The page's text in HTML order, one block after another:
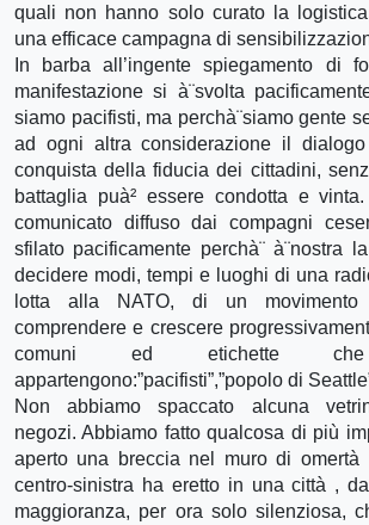
quali non hanno solo curato la
una efficace campagna di
In barba all’ingente spiegamento di
manifestazione si à¨svolta
siamo pacifisti, ma perchà¨siamo gente
ad ogni altra considerazione il
conquista della fiducia dei cittadini,
battaglia puà² essere condotta e
comunicato diffuso dai compagni
sfilato pacificamente perchà¨ à¨nostra
decidere modi, tempi e luoghi di una
lotta alla NATO, di un
comprendere e crescere
comuni ed etichette
appartengono:”pacifisti”,”popolo di
Non abbiamo spaccato alcuna
negozi. Abbiamo fatto qualcosa di più
aperto una breccia nel muro di
centro-sinistra ha eretto in una città ,
maggioranza, per ora solo silenziosa,